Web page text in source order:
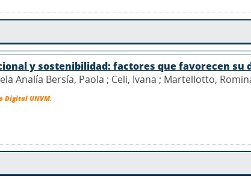
y sostenibilidad: factores que favorecen su
Analía Bersía, Paola ; Celi, Ivana ; Martellotto,
Digital UNVM.